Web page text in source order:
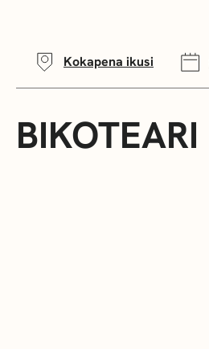
Kokapena ikusi